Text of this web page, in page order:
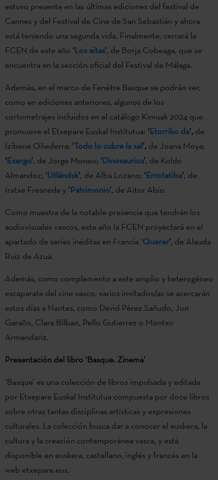
estuvo presente en las últimas ediciones del festival de
Cannes y del Festival de Cine de San Sebastián y ahora
está teniendo una segunda vida. Finalmente, cerrará la
FCEN de este año ‘Los aitas’, de Borja Cobeaga, que se
encuentra en la sección oficial del Festival de Málaga.
Además, en el marco de Fenêtre Basque se podrán ver,
como en ediciones anteriores, algunos de los
cortometrajes incluidos en el catálogo Kimuak 2024 que
promueve el Etxepare Euskal Institutua: ‘Etorriko da’, de
Izibene Oñederra; ‘Todo lo cubre la sal’, de Joana Moya;
‘Exergo’, de Jorge Moneo; ‘Dinosaurios’, de Koldo
Almandoz; ‘Utländsk’, de Alba Lozano; ‘Errotatiba’, de
Iratxe Fresneda y ‘Patrimonio’, de Aitor Abio.
Como muestra de la notable presencia que tendrán los
audiovisuales vascos, este año la FCEN proyectará en el
apartado de series inéditas en Francia ‘Querer’, de Alauda
Ruiz de Azua.
Además, como complemento a este amplio y heterogéneo
escaparate del cine vasco, varios invitados/as se acercarán
estos días a Nantes, como David Pérez Sañudo, Jon
Garaño, Clara Bilbao, Pello Gutierrez o Montxo
Armendariz.
Presentación del libro ‘Basque. Zinema’
‘Basque’ es una colección de libros impulsada y editada
por Etxepare Euskal Institutua compuesta por doce libros
sobre otras tantas disciplinas artísticas y expresiones
culturales. La colección busca dar a conocer el euskera, la
cultura y la creación contemporánea vasca, y está
disponible en euskera, castellano, inglés y francés en la
web etxepare.eus.